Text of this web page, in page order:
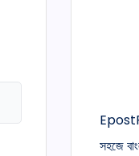
সহজে